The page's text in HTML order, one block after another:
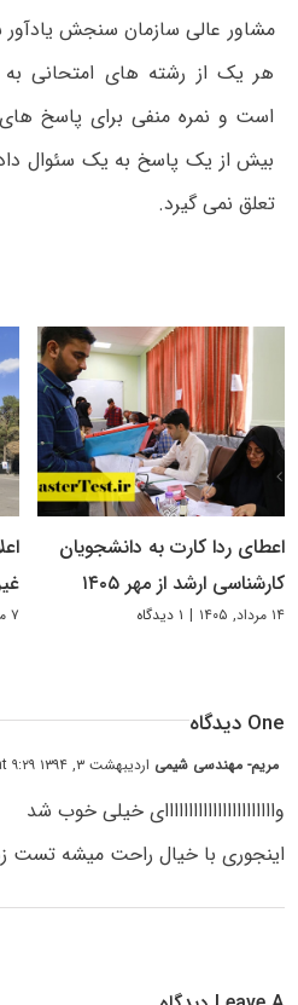
مشاور عالی سازمان سنجش
هر یک از رشته های امتحانی
است و نمره منفی برای پاسخ
بیش از یک پاسخ به یک سئوال
تعلق نمی گیرد.
اعطای ردا کارت به دانشجویان
کارشناسی ارشد از مهر ۱۴۰۵
۱۴ مرداد, ۱۴۰۵ | ۱ دیدگاه ۷ مرداد, ۱۴۰۵
One دیدگاه
مریم- مهندسی شیمی اردیبهشت ۳, ۱۳۹۴ at ۹:۲۹ ق٫ظ
وااااااااااااااااااااااای خیلی خوب شد
اینجوری با خیال راحت میشه تست